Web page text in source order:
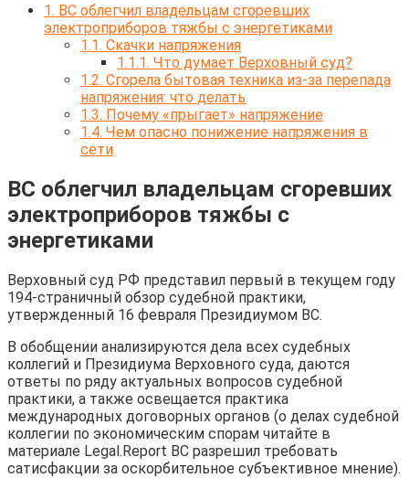
1. ВС облегчил владельцам сгоревших
электроприборов тяжбы с энергетиками
1.1. Скачки напряжения
1.1.1. Что думает Верховный суд?
1.2. Сгорела бытовая техника из-за перепада
напряжения: что делать
1.3. Почему «прыгает» напряжение
1.4. Чем опасно понижение напряжения в
сети
ВС облегчил владельцам сгоревших
электроприборов тяжбы с
энергетиками
Верховный суд РФ представил первый в текущем году
194-страничный обзор судебной практики,
утвержденный 16 февраля Президиумом ВС.
В обобщении анализируются дела всех судебных
коллегий и Президиума Верховного суда, даются
ответы по ряду актуальных вопросов судебной
практики, а также освещается практика
международных договорных органов (о делах судебной
коллегии по экономическим спорам читайте в
материале Legal.Report ВС разрешил требовать
сатисфакции за оскорбительное субъективное мнение).